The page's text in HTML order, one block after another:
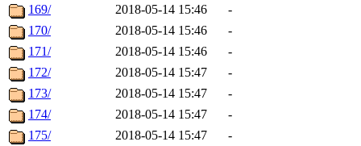
169/
2018-05-14 15:46
-
170/
2018-05-14 15:46
-
171/
2018-05-14 15:46
-
172/
2018-05-14 15:47
-
173/
2018-05-14 15:47
-
174/
2018-05-14 15:47
-
175/
2018-05-14 15:47
-